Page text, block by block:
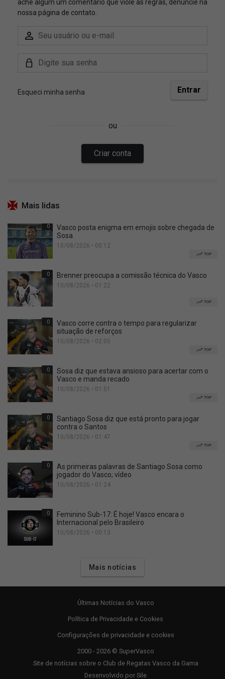
Mais lidas
0
Vasco posta enigma em emojis sobre chegada de
Sosa
10/08/2026 • 00:12
TOP
0 Brenner preocupa a comissão técnica do Vasco
10/08/2026 • 01:22
TOP
0
Vasco corre contra o tempo para regularizar
situação de reforços
10/08/2026 • 02:05
TOP
0
Sosa diz que estava ansioso para acertar com o
Vasco e manda recado
10/08/2026 • 01:51
TOP
0
Santiago Sosa diz que está pronto para jogar
contra o Santos
10/08/2026 • 01:47
TOP
0
As primeiras palavras de Santiago Sosa como
jogador do Vasco; vídeo
10/08/2026 • 01:24
0
Feminino Sub-17: É hoje! Vasco encara o
Internacional pelo Brasileiro
10/08/2026 • 00:13
Mais notícias
Últimas Notícias do Vasco
Política de Privacidade e Cookies
Configurações de privacidade e cookies
2000 - 2026 © SuperVasco
Site de notícias sobre o Club de Regatas Vasco da Gama
Desenvolvido por Sile